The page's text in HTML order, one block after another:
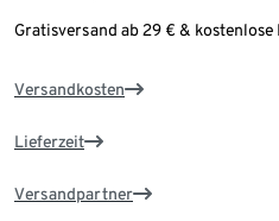
Gratisversand ab 29 € & kostenlose
Versandkosten
Lieferzeit
Versandpartner